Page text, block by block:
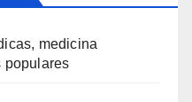
medicina
populares